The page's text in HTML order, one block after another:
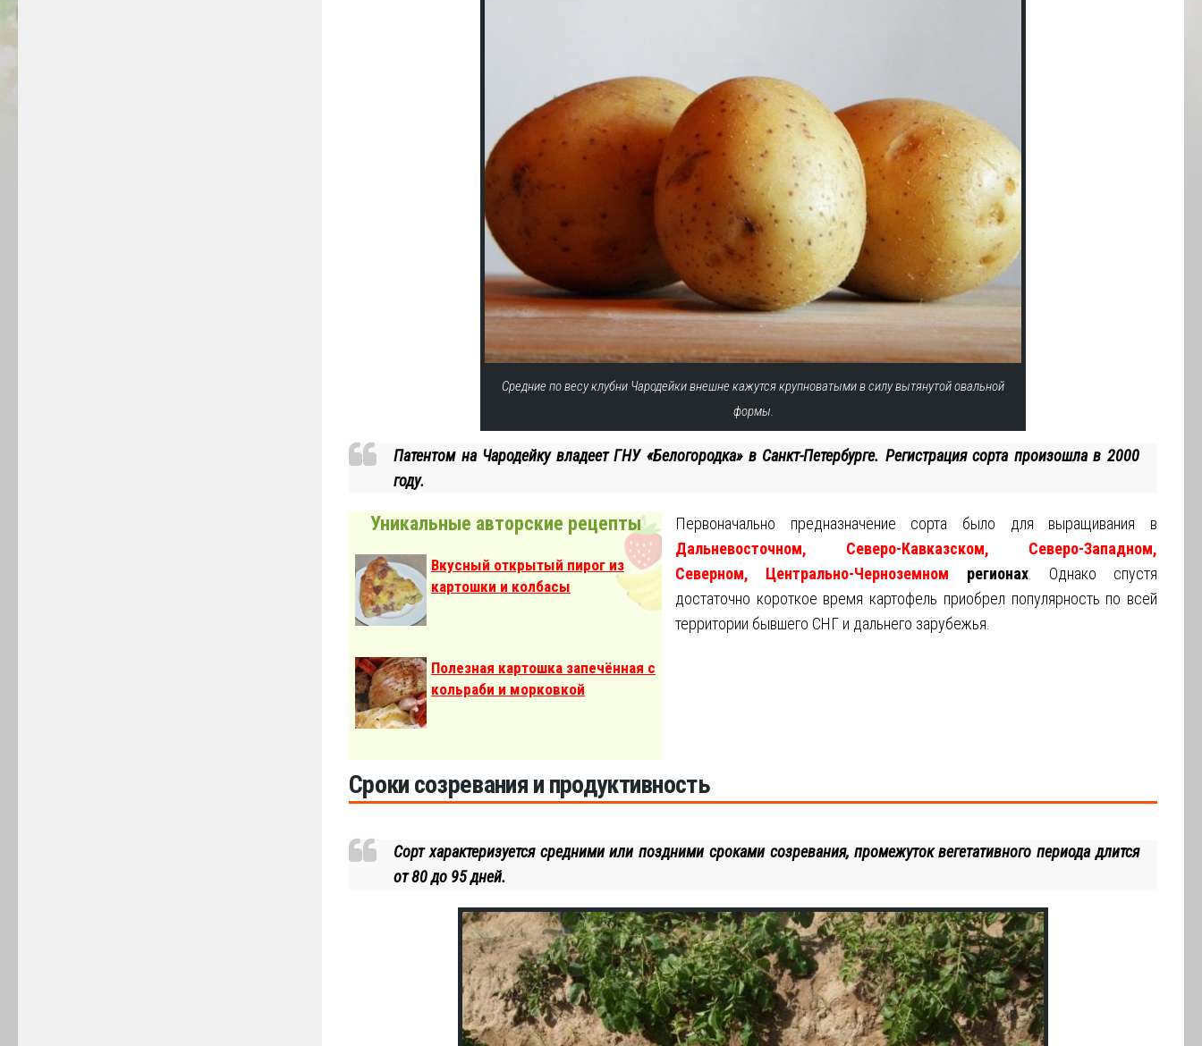
Средние по весу клубни Чародейки внешне кажутся крупноватыми в силу вытянутой овальной
формы.
Патентом на Чародейку владеет ГНУ «Белогородка» в Санкт-Петербурге. Регистрация сорта произошла в 2000
году.
Уникальные авторские рецепты
Вкусный открытый пирог из
картошки и колбасы
Полезная картошка запечённая с
кольраби и морковкой
Первоначально предназначение сорта было для выращивания в
Дальневосточном, Северо-Кавказском, Северо-Западном,
Северном, Центрально-Черноземном регионах. Однако спустя
достаточно короткое время картофель приобрел популярность по всей
территории бывшего СНГ и дальнего зарубежья.
Сроки созревания и продуктивность
Сорт характеризуется средними или поздними сроками созревания, промежуток вегетативного периода длится
от 80 до 95 дней.